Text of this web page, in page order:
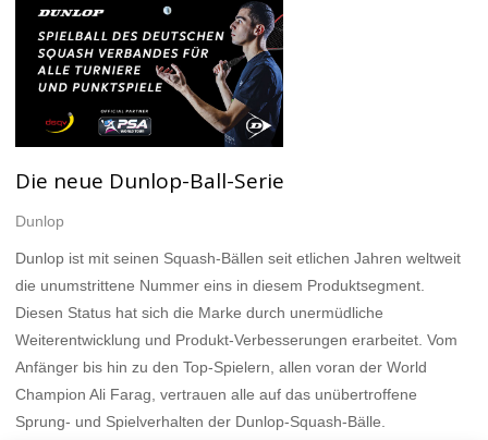
Die neue Dunlop-Ball-Serie
Dunlop
Dunlop ist mit seinen Squash-Bällen seit etlichen Jahren weltweit
die unumstrittene Nummer eins in diesem Produktsegment.
Diesen Status hat sich die Marke durch unermüdliche
Weiterentwicklung und Produkt-Verbesserungen erarbeitet. Vom
Anfänger bis hin zu den Top-Spielern, allen voran der World
Champion Ali Farag, vertrauen alle auf das unübertroffene
Sprung- und Spielverhalten der Dunlop-Squash-Bälle.